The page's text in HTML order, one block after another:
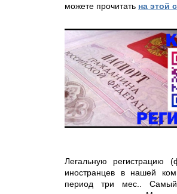
можете прочитать на этой
Легальную регистрацию
иностранцев в нашей
период три мес.. Самый